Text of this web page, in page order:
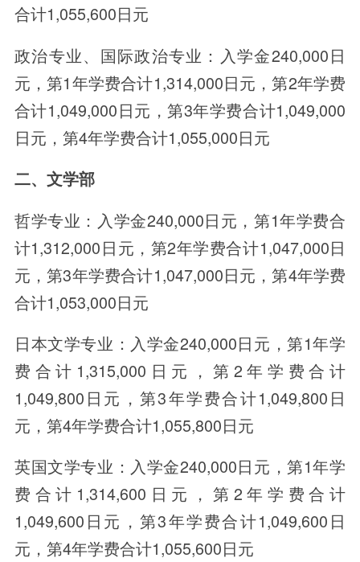
合计1,055,600日元
政治专业、国际政治专业：入学金240,000日
元，第1年学费合计1,314,000日元，第2年学费
合计1,049,000日元，第3年学费合计1,049,000
日元，第4年学费合计1,055,000日元
二、文学部
哲学专业：入学金240,000日元，第1年学费合
计1,312,000日元，第2年学费合计1,047,000日
元，第3年学费合计1,047,000日元，第4年学费
合计1,053,000日元
日本文学专业：入学金240,000日元，第1年学
费合计1,315,000日元，第2年学费合计
1,049,800日元，第3年学费合计1,049,800日
元，第4年学费合计1,055,800日元
英国文学专业：入学金240,000日元，第1年学
费合计1,314,600日元，第2年学费合计
1,049,600日元，第3年学费合计1,049,600日
元，第4年学费合计1,055,600日元